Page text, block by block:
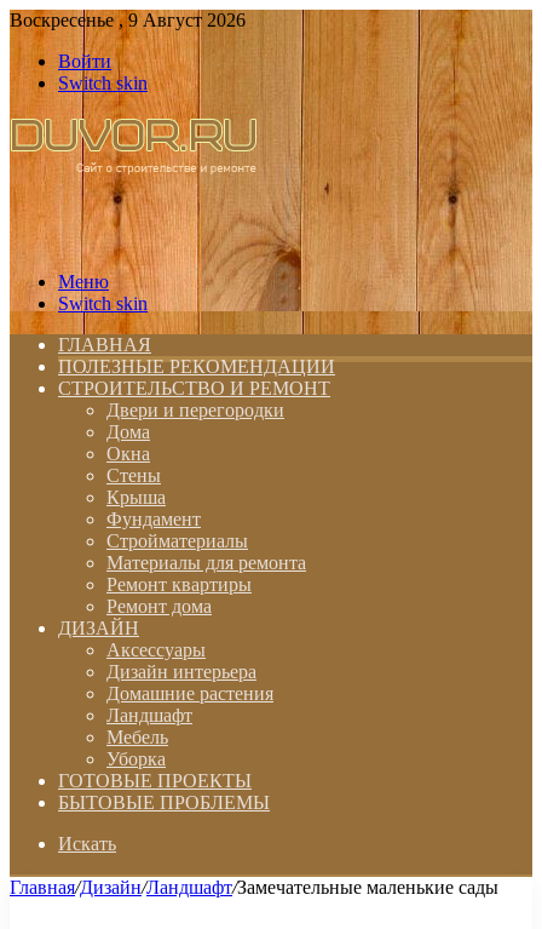
Воскресенье , 9 Август 2026
Войти
Switch skin
Меню
Switch skin
ГЛАВНАЯ
ПОЛЕЗНЫЕ РЕКОМЕНДАЦИИ
СТРОИТЕЛЬСТВО И РЕМОНТ
Двери и перегородки
Дома
Окна
Стены
Крыша
Фундамент
Стройматериалы
Материалы для ремонта
Ремонт квартиры
Ремонт дома
ДИЗАЙН
Аксессуары
Дизайн интерьера
Домашние растения
Ландшафт
Мебель
Уборка
ГОТОВЫЕ ПРОЕКТЫ
БЫТОВЫЕ ПРОБЛЕМЫ
Искать
Главная/Дизайн/Ландшафт/Замечательные маленькие сады